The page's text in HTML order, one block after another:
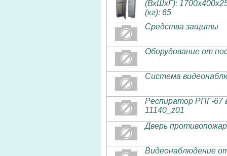
(ВхШхГ):
(кг): 65
Средства защиты
Оборудование от
Система
Респиратор РПГ-67
11140_z01
Дверь
Видеонаблюдение